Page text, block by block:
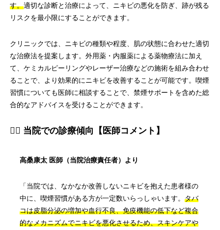
す。適切な診断と治療によって、ニキビの悪化を防ぎ、跡が残る
リスクを最小限にすることができます。
クリニックでは、ニキビの種類や程度、肌の状態に合わせた適切
な治療法を提案します。外用薬・内服薬による薬物療法に加え
て、ケミカルピーリングやレーザー治療などの施術を組み合わせ
ることで、より効果的にニキビを改善することが可能です。喫煙
習慣についても医師に相談することで、禁煙サポートを含めた総
合的なアドバイスを受けることができます。
👨‍⚕️ 当院での診療傾向【医師コメント】
高桑康太 医師（当院治療責任者）より
「当院では、なかなか改善しないニキビを抱えた患者様の
中に、喫煙習慣がある方が一定数いらっしゃいます。 タバ
コは皮脂分泌の増加や血行不良、免疫機能の低下など複合
的なメカニズムでニキビを悪化させるため、スキンケアや